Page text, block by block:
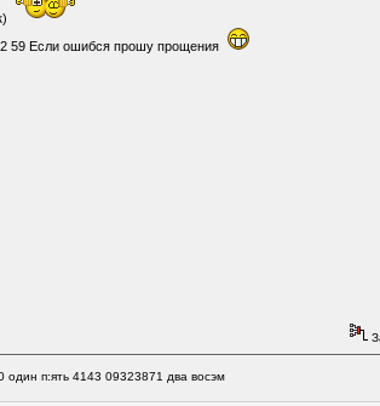
59 Если ошибся прошу прощения
один п:ять 4143 09323871 два восэм